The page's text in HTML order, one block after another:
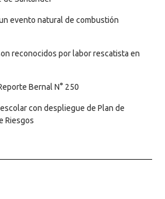
evento natural de combustión
reconocidos por labor rescatista en
Bernal N° 250
con despliegue de Plan de
Riesgos